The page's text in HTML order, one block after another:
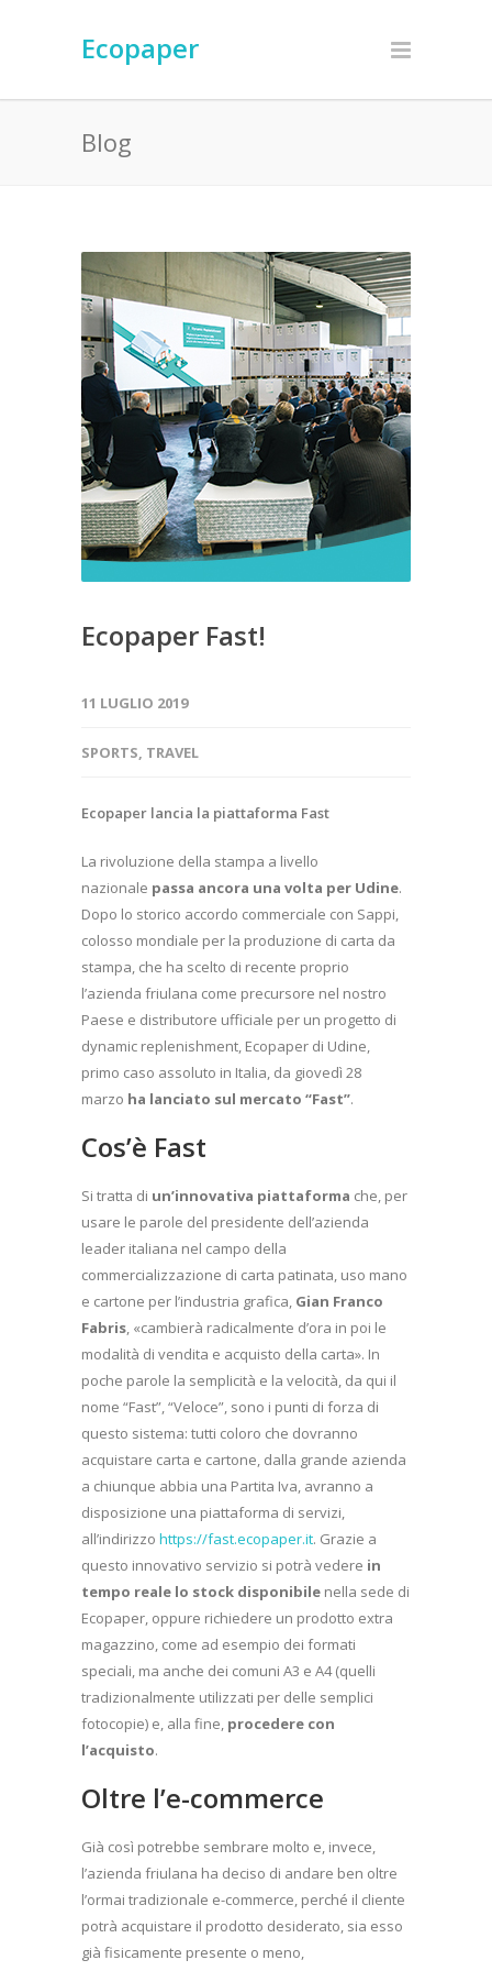
Ecopaper
Blog
Ecopaper Fast!
11 LUGLIO 2019
SPORTS, TRAVEL
Ecopaper lancia la piattaforma Fast
La rivoluzione della stampa a livello
nazionale passa ancora una volta per Udine.
Dopo lo storico accordo commerciale con Sappi,
colosso mondiale per la produzione di carta da
stampa, che ha scelto di recente proprio
l’azienda friulana come precursore nel nostro
Paese e distributore ufficiale per un progetto di
dynamic replenishment, Ecopaper di Udine,
primo caso assoluto in Italia, da giovedì 28
marzo ha lanciato sul mercato “Fast”.
Cos’è Fast
Si tratta di un’innovativa piattaforma che, per
usare le parole del presidente dell’azienda
leader italiana nel campo della
commercializzazione di carta patinata, uso mano
e cartone per l’industria grafica, Gian Franco
Fabris, «cambierà radicalmente d’ora in poi le
modalità di vendita e acquisto della carta». In
poche parole la semplicità e la velocità, da qui il
nome “Fast”, “Veloce”, sono i punti di forza di
questo sistema: tutti coloro che dovranno
acquistare carta e cartone, dalla grande azienda
a chiunque abbia una Partita Iva, avranno a
disposizione una piattaforma di servizi,
all’indirizzo https://fast.ecopaper.it. Grazie a
questo innovativo servizio si potrà vedere in
tempo reale lo stock disponibile nella sede di
Ecopaper, oppure richiedere un prodotto extra
magazzino, come ad esempio dei formati
speciali, ma anche dei comuni A3 e A4 (quelli
tradizionalmente utilizzati per delle semplici
fotocopie) e, alla fine, procedere con
l’acquisto.
Oltre l’e-commerce
Già così potrebbe sembrare molto e, invece,
l’azienda friulana ha deciso di andare ben oltre
l’ormai tradizionale e-commerce, perché il cliente
potrà acquistare il prodotto desiderato, sia esso
già fisicamente presente o meno,